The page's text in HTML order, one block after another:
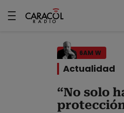
6AM W
Actualidad
“No solo